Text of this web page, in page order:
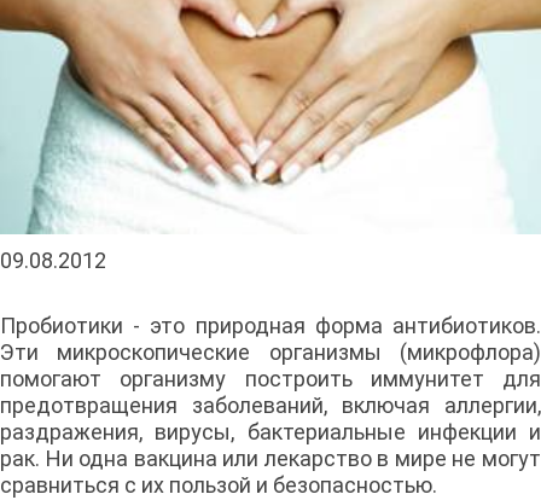
09.08.2012
Пробиотики - это природная форма антибиотиков.
Эти микроскопические организмы (микрофлора)
помогают организму построить иммунитет для
предотвращения заболеваний, включая аллергии,
раздражения, вирусы, бактериальные инфекции и
рак. Ни одна вакцина или лекарство в мире не могут
сравниться с их пользой и безопасностью.